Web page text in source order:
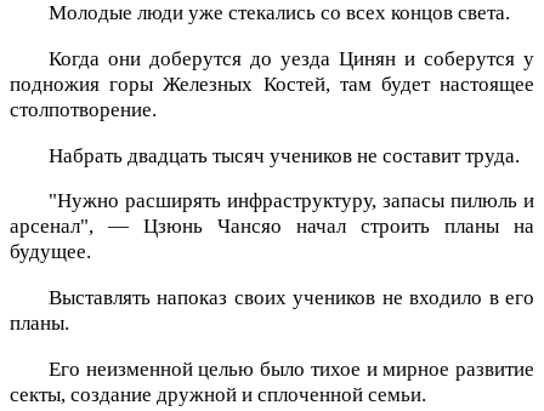
Молодые люди уже стекались со всех концов света.
Когда они доберутся до уезда Цинян и соберутся у
подножия горы Железных Костей, там будет настоящее
столпотворение.
Набрать двадцать тысяч учеников не составит труда.
"Нужно расширять инфраструктуру, запасы пилюль и
арсенал", — Цзюнь Чансяо начал строить планы на
будущее.
Выставлять напоказ своих учеников не входило в его
планы.
Его неизменной целью было тихое и мирное развитие
секты, создание дружной и сплоченной семьи.